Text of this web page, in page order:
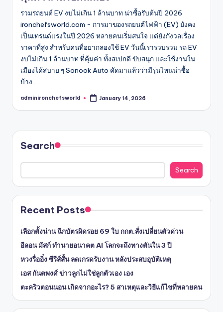
รวมรถยนต์ EV งบไม่เกิน 1 ล้านบาท น่าซื้อรับต้นปี 2026
ironchefsworld.com - การมาของรถยนต์ไฟฟ้า (EV) ยังคง
เป็นเทรนด์แรงในปี 2026 หลายคนเริ่มสนใจ แต่ยังกังวลเรื่อง
ราคาที่สูง สำหรับคนที่อยากลองใช้ EV วันนี้เรารวบรวม รถ EV
งบไม่เกิน 1 ล้านบาท ที่คุ้มค่า ทั้งสเปกดี ขับสนุก และใช้งานใน
เมืองได้สบาย ๆ Sanook Auto คัดมาแล้วว่ามีรุ่นไหนน่าซื้อ
บ้าง…
Posted
adminironchefsworld January 14, 2026
Search
Search
Recent Posts
เลือกตั้งน่าน ฉีกบัตรผิดรอย 69 ใบ กกต.สั่งเปลี่ยนตัวด่วน
อีลอน มัสก์ ทำนายอนาคต AI โลกจะถึงทางตันใน 3 ปี
หวงรื่ออิ๋ง ซีรีส์สั้น ลดเกรดรับงาน หลังประสบอุบัติเหตุ
เอส กันตพงศ์ ข่าวลูกไม่ใช่ลูกตัวเอง เอง
ตะคริวตอนนอน เกิดจากอะไร? 5 สาเหตุและวิธีแก้ไขที่หลายคน